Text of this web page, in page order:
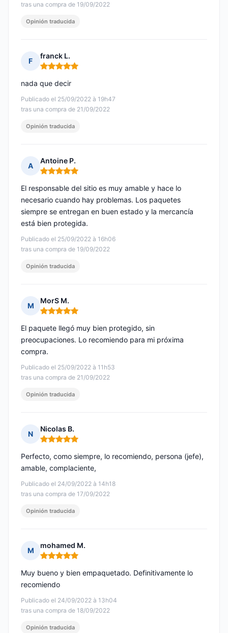
tras una compra de 19/09/2022
Opinión traducida
F
franck L.
Nota: 5 de 5
Publicado el 25/09/2022 à 19h47
tras una compra de 21/09/2022
nada que decir
Opinión traducida
A
Antoine P.
Nota: 5 de 5
Publicado el 25/09/2022 à 16h06
tras una compra de 19/09/2022
El responsable del sitio es muy amable y hace lo
necesario cuando hay problemas. Los paquetes
siempre se entregan en buen estado y la mercancía
está bien protegida.
Opinión traducida
M
MorS M.
Nota: 5 de 5
Publicado el 25/09/2022 à 11h53
tras una compra de 21/09/2022
El paquete llegó muy bien protegido, sin
preocupaciones. Lo recomiendo para mi próxima
compra.
Opinión traducida
N
Nicolas B.
Nota: 5 de 5
Publicado el 24/09/2022 à 14h18
tras una compra de 17/09/2022
Perfecto, como siempre, lo recomiendo, persona (jefe),
amable, complaciente,
Opinión traducida
M
mohamed M.
Nota: 5 de 5
Publicado el 24/09/2022 à 13h04
tras una compra de 18/09/2022
Muy bueno y bien empaquetado. Definitivamente lo
recomiendo
Opinión traducida